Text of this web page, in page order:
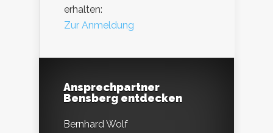
erhalten:
Zur Anmeldung
Ansprechpartner
Bensberg entdecken
Bernhard Wolf